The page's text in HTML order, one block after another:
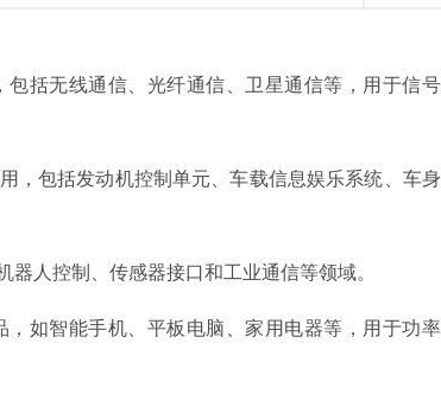
括无线通信、光纤通信、卫星通信等，用于信
，包括发动机控制单元、车载信息娱乐系统、车
人控制、传感器接口和工业通信等领域。
如智能手机、平板电脑、家用电器等，用于功